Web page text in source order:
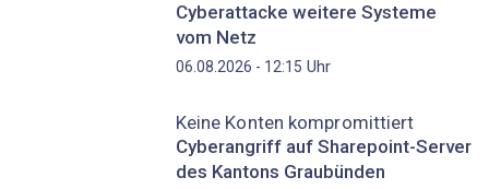
Cyberattacke weitere Systeme
vom Netz
06.08.2026 - 12:15 Uhr
Keine Konten kompromittiert
Cyberangriff auf Sharepoint-Server
des Kantons Graubünden